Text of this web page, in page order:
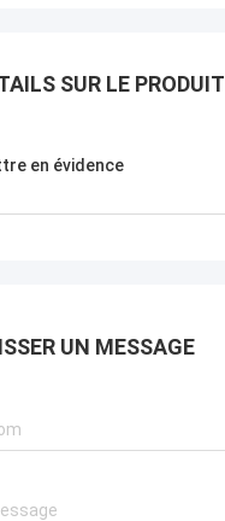
LES Etats-Unis ---Alfaro
SUR LE PRODUIT
en évidence
UN MESSAGE